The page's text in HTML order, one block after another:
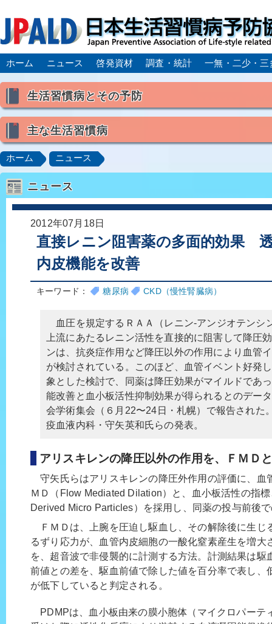
ホーム ニュース 啓発資材 調査・統計 一無・二少・三
生活習慣病とその予防
喫煙
食生活
主な生活習慣病
高血圧 脂質異常症（高脂血症）
肥満症／メタボリックシンドローム
動脈硬化
心
脂肪肝／NAFLD／NASH
ロコモティブシンドローム／サルコペニア／フレイル
ホーム ニュース
ニュース
2012年07月18日
直接レニン阻害薬の多面的効果
内皮機能を改善
キーワード： 糖尿病 CKD（慢性腎臓病）
血圧を規定するＲＡＡ（レニン-アンジオテンシ
上流にあたるレニン活性を直接的に阻害して降圧
ンは、抗炎症作用など降圧以外の作用により血管
が検討されている。このほど、血管イベント好発
象とした検討で、同薬は降圧効果がマイルドであ
能改善と血小板活性抑制効果が得られるとのデー
会学術集会（６月22〜24日・札幌）で報告された
疫血液内科・守矢英和氏らの発表。
アリスキレンの降圧以外の作用を、ＦＭＤ
守矢氏らはアリスキレンの降圧外作用の評価に、血
ＭＤ（Flow Mediated Dilation）と、血小板活性の指
Derived Micro Particles）を採用し、同薬の投与前後
ＦＭＤは、上腕を圧迫し駆血し、その解除後に生じ
るずり応力が、血管内皮細胞の一酸化窒素産生を増大
を、超音波で非侵襲的に計測する方法。計測結果は駆
前値との差を、駆血前値で除した値を百分率で表し、
が低下していると判定される。
PDMPは、血小板由来の膜小胞体（マイクロパーテ